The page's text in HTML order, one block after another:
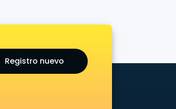
Registro nuevo